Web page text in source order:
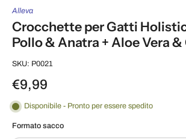
Alleva
Crocchette per Gatti
Pollo & Anatra + Aloe Vera
SKU: P0021
€9,99
Disponibile - Pronto per essere spedito
Formato sacco